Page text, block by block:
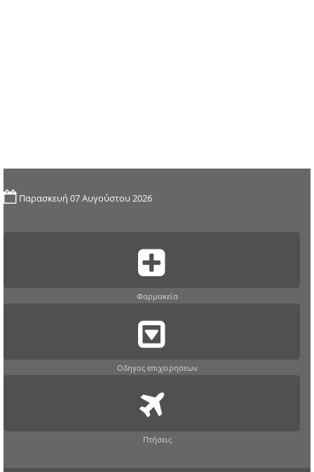
Παρασκευή 07 Αυγούστου 2026
Φαρμακεία
Οδηγος επιχειρησεων
Πτήσεις